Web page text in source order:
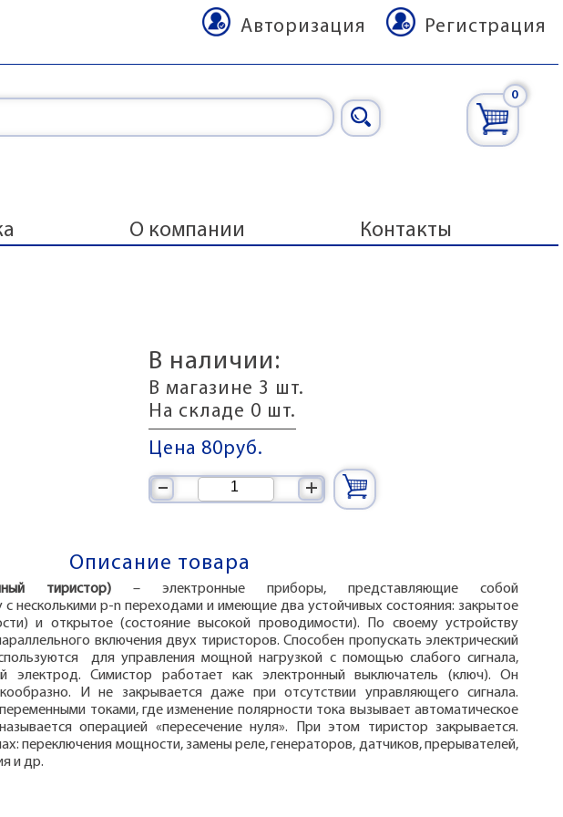
Регистрация
Авторизация
0
О компании Контакты
В наличии:
В магазине 3 шт.
На складе 0 шт.
Цена 80руб.
+
–
Описание товара
тиристор)– электронные приборы, представляющие собой
несколькими p-n переходами и имеющие два устойчивых состояния: закрытое
и открытое (состояние высокой проводимости). По своему устройству
включения двух тиристоров. Способен пропускать электрический
для управления мощной нагрузкой с помощью слабого сигнала,
электрод. Симистор работает как электронный выключатель (ключ). Он
И не закрывается даже при отсутствии управляющего сигнала.
токами, где изменение полярности тока вызывает автоматическое
операцией «пересечение нуля». При этом тиристор закрывается.
переключения мощности, замены реле, генераторов, датчиков, прерывателей,
и др.